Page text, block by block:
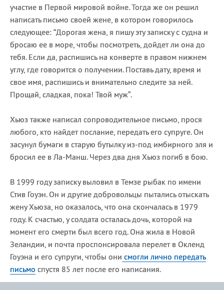
участие в Первой мировой войне. Тогда же он решил
написать письмо своей жене, в котором говорилось
следующее: “Дорогая жена, я пишу эту записку с судна и
бросаю ее в море, чтобы посмотреть, дойдет ли она до
тебя. Если да, распишись на конверте в правом нижнем
углу, где говорится о получении. Поставь дату, время и
свое имя, распишись и внимательно следите за ней.
Прощай, сладкая, пока! Твой муж”.
Хьюз также написал сопроводительное письмо, прося
любого, кто найдет послание, передать его супруге. Он
засунул бумаги в старую бутылку из-под имбирного эля и
бросил ее в Ла-Манш. Через два дня Хьюз погиб в бою.
В 1999 году записку выловил в Темзе рыбак по имени
Стив Гоуэн. Он и другие добровольцы пытались отыскать
жену Хьюза, но оказалось, что она скончалась в 1979
году. К счастью, у солдата осталась дочь, которой на
момент его смерти был всего год. Она жила в Новой
Зеландии, и почта проспонсировала перелет в Окленд
Гоуэна и его супруги, чтобы они смогли лично передать
письмо спустя 85 лет после его написания.